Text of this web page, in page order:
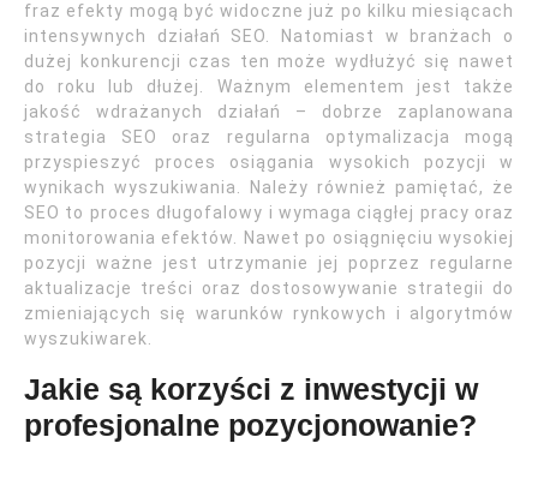
fraz efekty mogą być widoczne już po kilku miesiącach
intensywnych działań SEO. Natomiast w branżach o
dużej konkurencji czas ten może wydłużyć się nawet
do roku lub dłużej. Ważnym elementem jest także
jakość wdrażanych działań – dobrze zaplanowana
strategia SEO oraz regularna optymalizacja mogą
przyspieszyć proces osiągania wysokich pozycji w
wynikach wyszukiwania. Należy również pamiętać, że
SEO to proces długofalowy i wymaga ciągłej pracy oraz
monitorowania efektów. Nawet po osiągnięciu wysokiej
pozycji ważne jest utrzymanie jej poprzez regularne
aktualizacje treści oraz dostosowywanie strategii do
zmieniających się warunków rynkowych i algorytmów
wyszukiwarek.
Jakie są korzyści z inwestycji w
profesjonalne pozycjonowanie?